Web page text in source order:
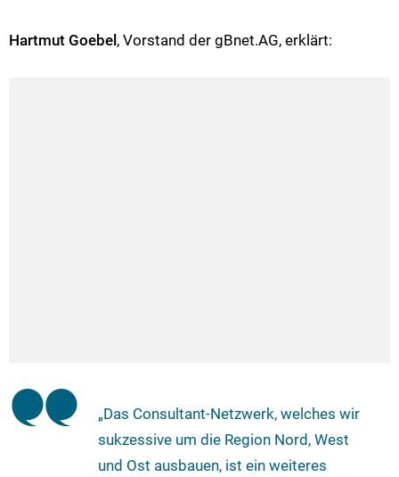
Hartmut Goebel, Vorstand der gBnet.AG, erklärt:
„Das Consultant-Netzwerk, welches wir
sukzessive um die Region Nord, West
und Ost ausbauen, ist ein weiteres